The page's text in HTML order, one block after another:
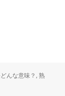
んな意味？ ,熟